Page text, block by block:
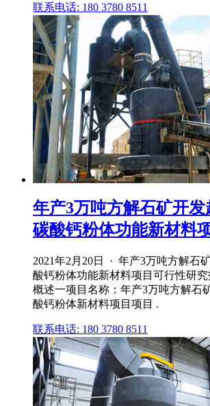
联系电话: 180 3780 8511
年产3万吨方解石矿开
碳酸钙粉体功能新材料
2021年2月20日 · 年产3万吨方解石
酸钙粉体功能新材料项目可行性研
概述一项目名称：年产3万吨方解石
酸钙粉体新材料项目项目 .
联系电话: 180 3780 8511